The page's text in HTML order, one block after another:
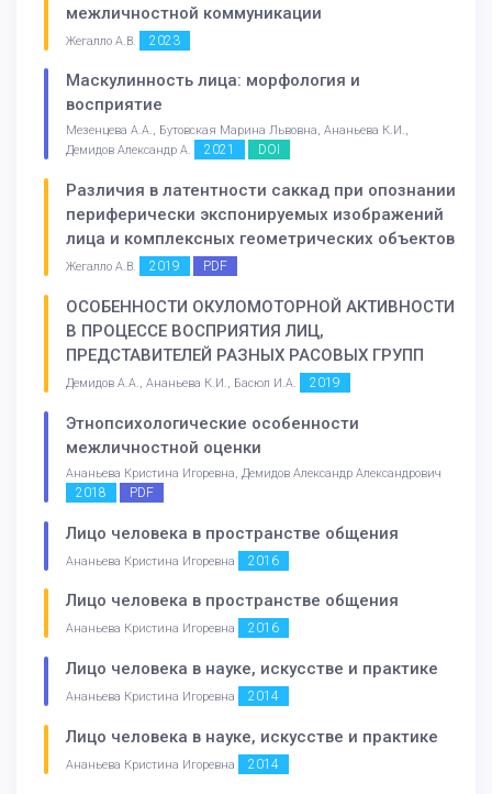
межличностной коммуникации
Жегалло А.В. 2023
Маскулинность лица: морфология и
восприятие
Мезенцева А.А., Бутовская Марина Львовна, Ананьева К.И.,
Демидов Александр А.
2021 DOI
Различия в латентности саккад при опознании
периферически экспонируемых изображений
лица и комплексных геометрических объектов
Жегалло А.В. 2019 PDF
ОСОБЕННОСТИ ОКУЛОМОТОРНОЙ АКТИВНОСТИ
В ПРОЦЕССЕ ВОСПРИЯТИЯ ЛИЦ,
ПРЕДСТАВИТЕЛЕЙ РАЗНЫХ РАСОВЫХ ГРУПП
Демидов А.А., Ананьева К.И., Басюл И.А. 2019
Этнопсихологические особенности
межличностной оценки
Ананьева Кристина Игоревна, Демидов Александр Александрович
2018 PDF
Лицо человека в пространстве общения
Ананьева Кристина Игоревна 2016
Лицо человека в пространстве общения
Ананьева Кристина Игоревна 2016
Лицо человека в науке, искусстве и практике
Ананьева Кристина Игоревна 2014
Лицо человека в науке, искусстве и практике
Ананьева Кристина Игоревна 2014